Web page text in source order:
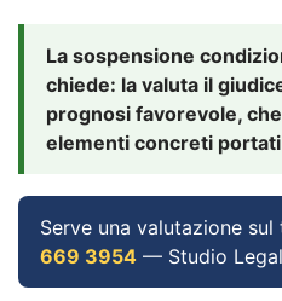
La sospensione
chiede: la valuta il
prognosi favorevole,
elementi concreti
Serve una valutazione sul
669 3954 — Studio